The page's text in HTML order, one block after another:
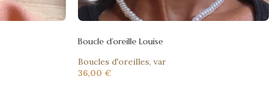
Boucle d’oreille Louise
Boucles d'oreilles, var
36,00 €